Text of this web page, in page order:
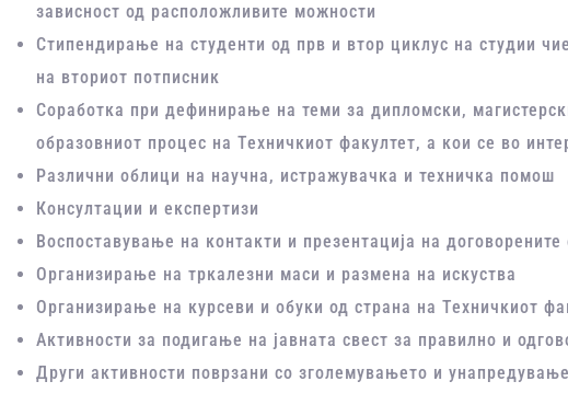
зависност од расположливите можности
Стипендирање на студенти од прв и втор циклус на студии
на вториот потписник
Соработка при дефинирање на теми за дипломски,
образовниот процес на Техничкиот факултет, а кои се во
Различни облици на научна, истражувачка и техничка помош
Консултации и експертизи
Воспоставување на контакти и презентација на
Организирање на тркалезни маси и размена на искуства
Организирање на курсеви и обуки од страна на Техничкиот
Активности за подигање на јавната свест за правилно и
Други активности поврзани со зголемувањето и